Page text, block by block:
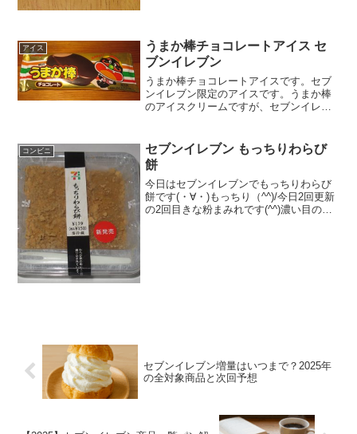
アイス
うまか棒チョコレートアイス セ
ブンイレブン
うまか棒チョコレートアイスです。セブ
ンイレブン限定のアイスです。うまか棒
のアイスクリームですが、セブンイレブ
イスですが、ノーマルバージョンはちょ
っとゴツゴツしたアイスキ...
コンビニ
セブンイレブン もっちりわらび
餅
今日はセブンイレブンでもっちりわらび
餅です(・∀・)もっちり（^^)/今日2回更新
の2回目きな粉まみれです(^^)濃い目の色
セブンイレブン増量はいつまで？2025年
の全対象商品と次回予想